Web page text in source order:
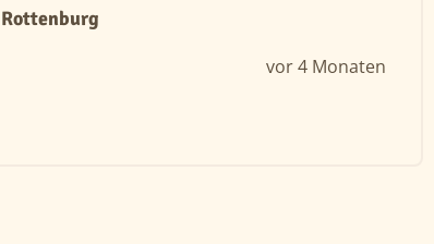
vor 4 Monaten